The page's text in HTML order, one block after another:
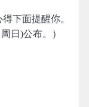
下面提醒你。
日)公布。）